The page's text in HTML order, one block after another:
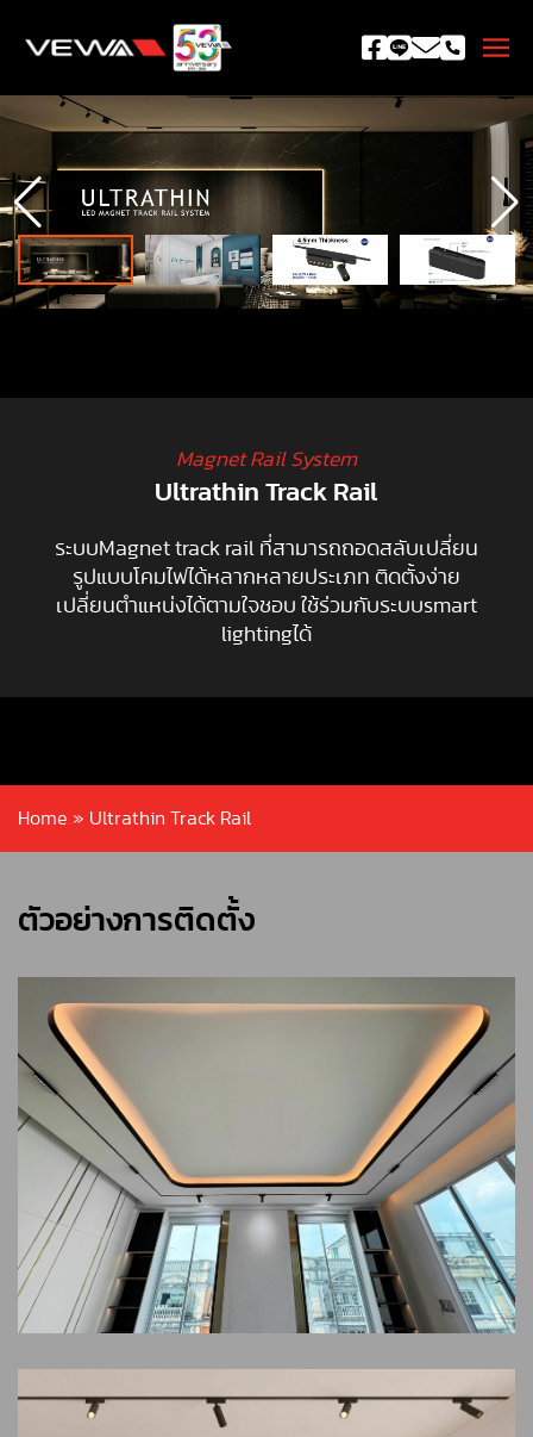
Magnet Rail System
Ultrathin Track Rail
ระบบMagnet track rail ที่สามารถถอดสลับเปลี่ยน
รูปแบบโคมไฟได้หลากหลายประเภท ติดตั้งง่าย
เปลี่ยนตำแหน่งได้ตามใจชอบ ใช้ร่วมกับระบบsmart
lightingได้
Home » Ultrathin Track Rail
ตัวอย่างการติดตั้ง